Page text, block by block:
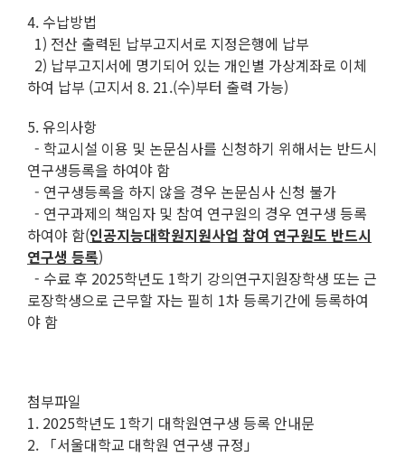
4. 수납방법
1) 전산 출력된 납부고지서로 지정은행에 납부
2) 납부고지서에 명기되어 있는 개인별 가상계좌로 이체
하여 납부 (고지서 8. 21.(수)부터 출력 가능)
5. 유의사항
- 학교시설 이용 및 논문심사를 신청하기 위해서는 반드시
연구생등록을 하여야 함
- 연구생등록을 하지 않을 경우 논문심사 신청 불가
- 연구과제의 책임자 및 참여 연구원의 경우 연구생 등록
하여야 함(인공지능대학원지원사업 참여 연구원도 반드시
연구생 등록)
- 수료 후 2025학년도 1학기 강의연구지원장학생 또는 근
로장학생으로 근무할 자는 필히 1차 등록기간에 등록하여
야 함
첨부파일
1. 2025학년도 1학기 대학원연구생 등록 안내문
2. 「서울대학교 대학원 연구생 규정」